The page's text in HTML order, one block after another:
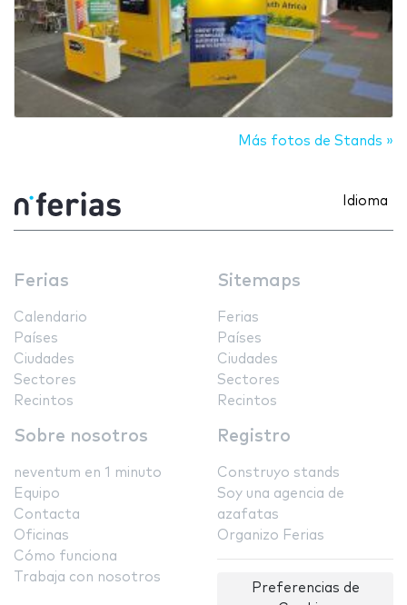
Más fotos de Stands »
Idioma
Ferias
Calendario
Países
Ciudades
Sectores
Recintos
Sitemaps
Ferias
Países
Ciudades
Sectores
Recintos
Sobre nosotros
neventum en 1 minuto
Equipo
Contacta
Oficinas
Cómo funciona
Trabaja con nosotros
Registro
Construyo stands
Soy una agencia de
azafatas
Organizo Ferias
Preferencias de